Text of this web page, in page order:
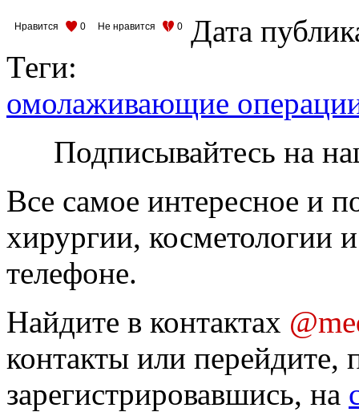
Нравится 0 Не нравится 0
Дата
Теги:
омолаживающие
Подписывайтесь на
Все самое интересное и
хирургии, косметологии
телефоне.
Найдите в контактах
контакты или перейдите,
зарегистрировавшись, на